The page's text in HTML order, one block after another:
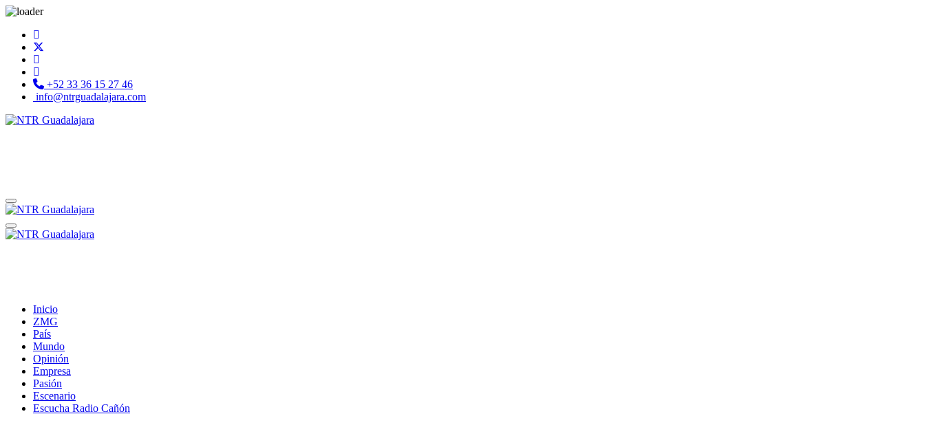
+52 33 36 15 27 46
info@ntrguadalajara.com
Inicio
ZMG
País
Mundo
Opinión
Empresa
Pasión
Escenario
Escucha Radio Cañón